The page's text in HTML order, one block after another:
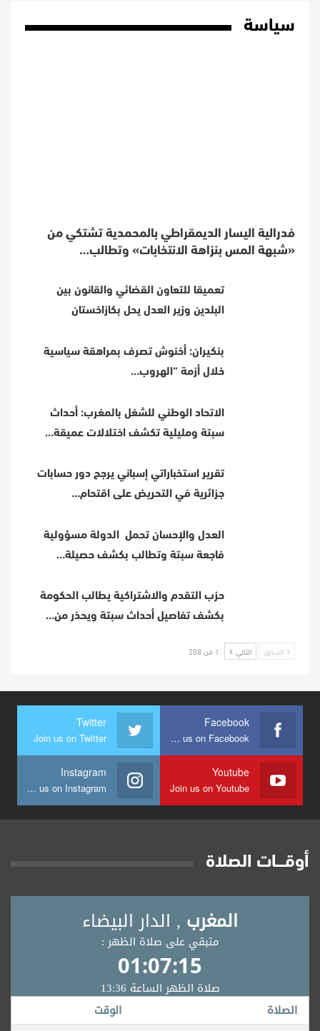
سياسة
فدرالية اليسار الديمقراطي بالمحمدية تشتكي من
«شبهة المس بنزاهة الانتخابات» وتطالب…
تعميقا للتعاون القضائي والقانون بين
البلدين وزير العدل يحل بكازاخستان
بنكيران: أخنوش تصرف بمراهقة سياسية
خلال أزمة “الهروب…
الاتحاد الوطني للشغل بالمغرب: أحداث
سبتة ومليلية تكشف اختلالات عميقة…
تقرير استخباراتي إسباني يرجح دور حسابات
جزائرية في التحريض على اقتحام…
العدل والإحسان تحمل الدولة مسؤولية
فاجعة سبتة وتطالب بكشف حصيلة…
حزب التقدم والاشتراكية يطالب الحكومة
بكشف تفاصيل أحداث سبتة ويحذر من…
السابق التالي 1 من 208
Facebook
Join us on Facebook
Twitter
Join us on Twitter
Youtube
Join us on Youtube
Instagram
Join us on Instagram
أوقــــات الصلاة